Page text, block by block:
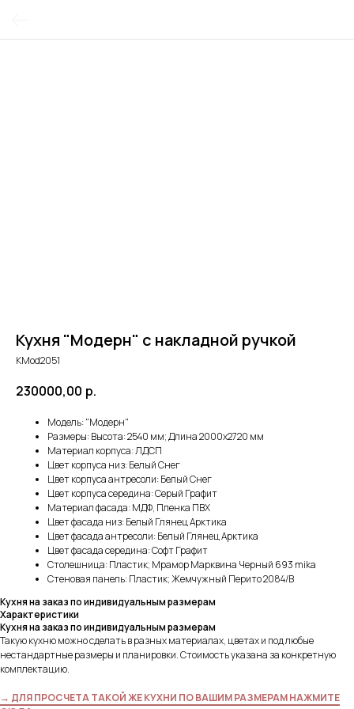
Кухня "Модерн" с накладной ручкой
KMod2051
230000,00 р.
Модель: "Модерн"
Размеры: Высота: 2540 мм; Длина 2000х2720 мм
Материал корпуса: ЛДСП
Цвет корпуса низ: Белый Снег
Цвет корпуса антресоли: Белый Снег
Цвет корпуса середина: Серый Графит
Материал фасада: МДФ, Пленка ПВХ
Цвет фасада низ: Белый Глянец Арктика
Цвет фасада антресоли: Белый Глянец Арктика
Цвет фасада середина: Софт Графит
Столешница: Пластик; Мрамор Марквина Черный 693 mika
Стеновая панель: Пластик; Жемчужный Перито 2084/В
Кухня на заказ по индивидуальным размерам
Характеристики
Кухня на заказ по индивидуальным размерам
Такую кухню можно сделать в разных материалах, цветах и под любые
нестандартные размеры и планировки. Стоимость указана за конкретную
комплектацию.
→ ДЛЯ ПРОСЧЕТА ТАКОЙ ЖЕ КУХНИ ПО ВАШИМ РАЗМЕРАМ НАЖМИТЕ